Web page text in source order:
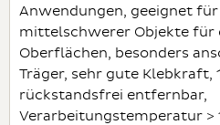
Anwendungen, geeignet
mittelschwerer Objekte für
Oberflächen, besonders
Träger, sehr gute Klebkraft,
rückstandsfrei entfernbar,
Verarbeitungstemperatur >